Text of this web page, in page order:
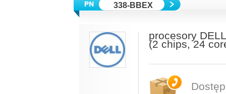
338-BBEX
procesory
(2 chips, 24